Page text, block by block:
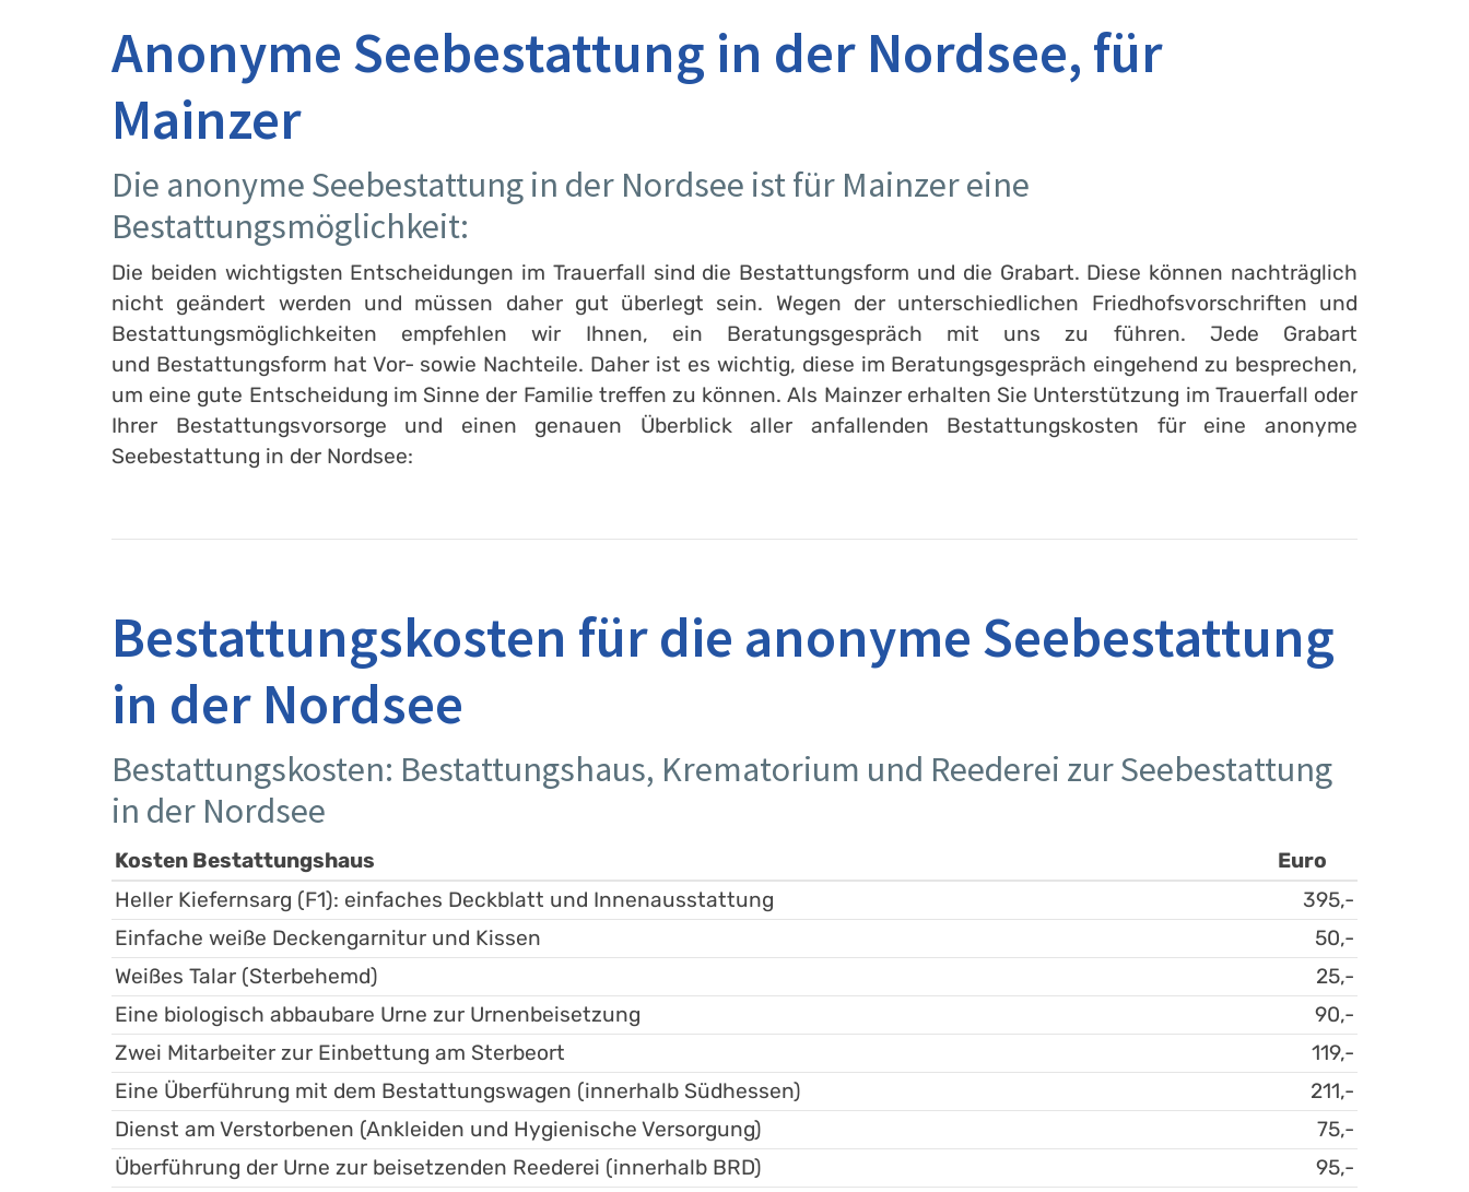
Anonyme Seebestattung in der Nordsee, für
Mainzer
Die anonyme Seebestattung in der Nordsee ist für Mainzer eine
Bestattungsmöglichkeit:
Die beiden wichtigsten Entscheidungen im Trauerfall sind die Bestattungsform und die Grabart. Diese können nachträglich
nicht geändert werden und müssen daher gut überlegt sein. Wegen der unterschiedlichen Friedhofsvorschriften und
Bestattungsmöglichkeiten empfehlen wir Ihnen, ein Beratungsgespräch mit uns zu führen. Jede Grabart
und Bestattungsform hat Vor- sowie Nachteile. Daher ist es wichtig, diese im Beratungsgespräch eingehend zu besprechen,
um eine gute Entscheidung im Sinne der Familie treffen zu können. Als Mainzer erhalten Sie Unterstützung im Trauerfall oder
Ihrer Bestattungsvorsorge und einen genauen Überblick aller anfallenden Bestattungskosten für eine anonyme
Seebestattung in der Nordsee:
Bestattungskosten für die anonyme Seebestattung
in der Nordsee
Bestattungskosten: Bestattungshaus, Krematorium und Reederei zur Seebestattung
in der Nordsee
Kosten Bestattungshaus
Euro
Heller Kiefernsarg (F1): einfaches Deckblatt und Innenausstattung
395,-
Einfache weiße Deckengarnitur und Kissen
50,-
Weißes Talar (Sterbehemd)
25,-
Eine biologisch abbaubare Urne zur Urnenbeisetzung
90,-
Zwei Mitarbeiter zur Einbettung am Sterbeort
119,-
Eine Überführung mit dem Bestattungswagen (innerhalb Südhessen)
211,-
Dienst am Verstorbenen (Ankleiden und Hygienische Versorgung)
75,-
Überführung der Urne zur beisetzenden Reederei (innerhalb BRD)
95,-